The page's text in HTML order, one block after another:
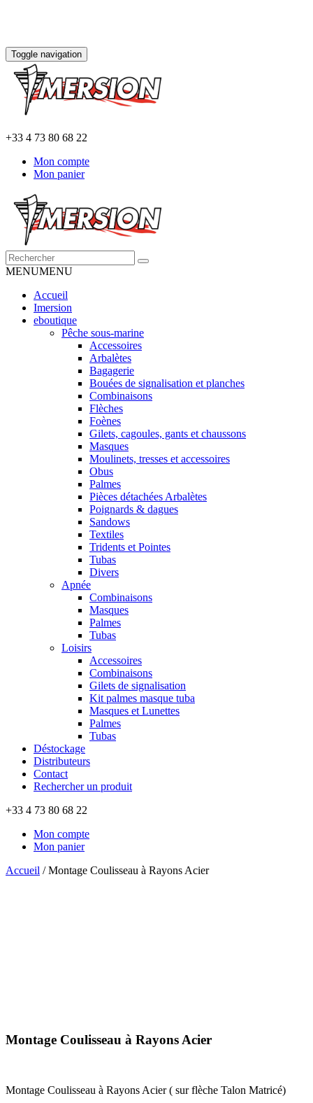
Toggle navigation
+33 4 73 80 68 22
Mon compte
Mon panier
MENUMENU
Accueil
Imersion
eboutique
Pêche sous-marine
Accessoires
Arbalètes
Bagagerie
Bouées de signalisation et planches
Combinaisons
Flèches
Foènes
Gilets, cagoules, gants et chaussons
Masques
Moulinets, tresses et accessoires
Obus
Palmes
Pièces détachées Arbalètes
Poignards & dagues
Sandows
Textiles
Tridents et Pointes
Tubas
Divers
Apnée
Combinaisons
Masques
Palmes
Tubas
Loisirs
Accessoires
Combinaisons
Gilets de signalisation
Kit palmes masque tuba
Masques et Lunettes
Palmes
Tubas
Déstockage
Distributeurs
Contact
Rechercher un produit
+33 4 73 80 68 22
Mon compte
Mon panier
Accueil /Montage Coulisseau à Rayons Acier
Montage Coulisseau à Rayons Acier
Montage Coulisseau à Rayons Acier ( sur flèche Talon Matricé)